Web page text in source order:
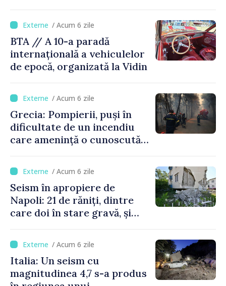
/ Acum 6 zile
BTA // A 10-a paradă
internațională a vehiculelor
de epocă, organizată la Vidin
/ Acum 6 zile
Grecia: Pompierii, puși în
dificultate de un incendiu
care amenință o cunoscută
/ Acum 6 zile
Seism în apropiere de
Napoli: 21 de răniți, dintre
care doi în stare gravă, și
/ Acum 6 zile
Italia: Un seism cu
magnitudinea 4,7 s-a produs